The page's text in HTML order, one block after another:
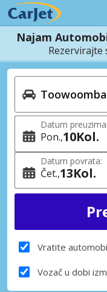
Najam
Rezervirajte
Datum
Pon. 10Kol.
Datum povrata:
Čet. 13Kol.
Vratite
Vozač u dobi